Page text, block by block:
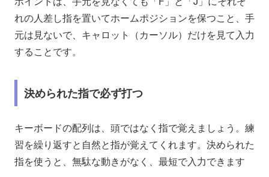
れの人差し指を置いてホームポジションを保つこと、手
元は見ないで、キャロット（カーソル）だけを見て入力
することです。
決められた指で必ず打つ
キーボードの配列は、頭ではなく指で覚えましょう。練
習を繰り返すと自然と指が覚えてくれます。決められた
指を使うと、無駄な動きがなく、最短で入力できます